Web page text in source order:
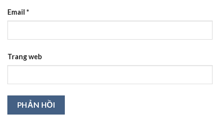
Email *
Trang web